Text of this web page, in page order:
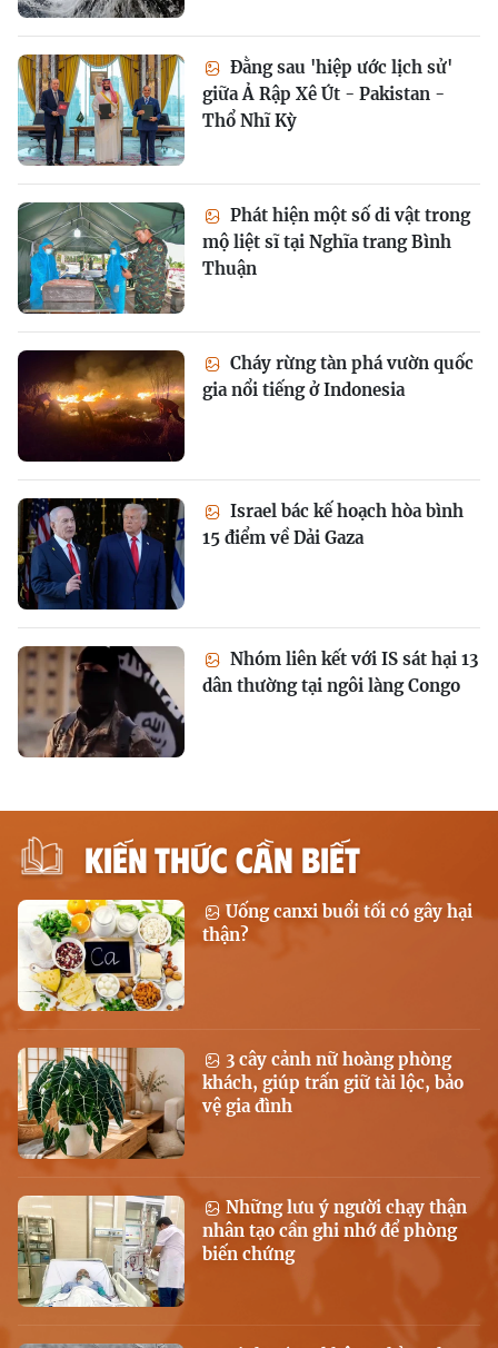
Đằng sau 'hiệp ước lịch sử'
giữa Ả Rập Xê Út - Pakistan -
Thổ Nhĩ Kỳ
Phát hiện một số di vật trong
mộ liệt sĩ tại Nghĩa trang Bình
Thuận
Cháy rừng tàn phá vườn quốc
gia nổi tiếng ở Indonesia
Israel bác kế hoạch hòa bình
15 điểm về Dải Gaza
Nhóm liên kết với IS sát hại 13
dân thường tại ngôi làng Congo
KIẾN THỨC CẦN BIẾT
Uống canxi buổi tối có gây hại
thận?
3 cây cảnh nữ hoàng phòng
khách, giúp trấn giữ tài lộc, bảo
vệ gia đình
Những lưu ý người chạy thận
nhân tạo cần ghi nhớ để phòng
biến chứng